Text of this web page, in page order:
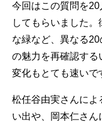
今回はこの質問を
してもらいました
な緑など、異なる
の魅力を再確認する
変化もとても速いで
松任谷由実さんによ
い出や、岡本仁さ